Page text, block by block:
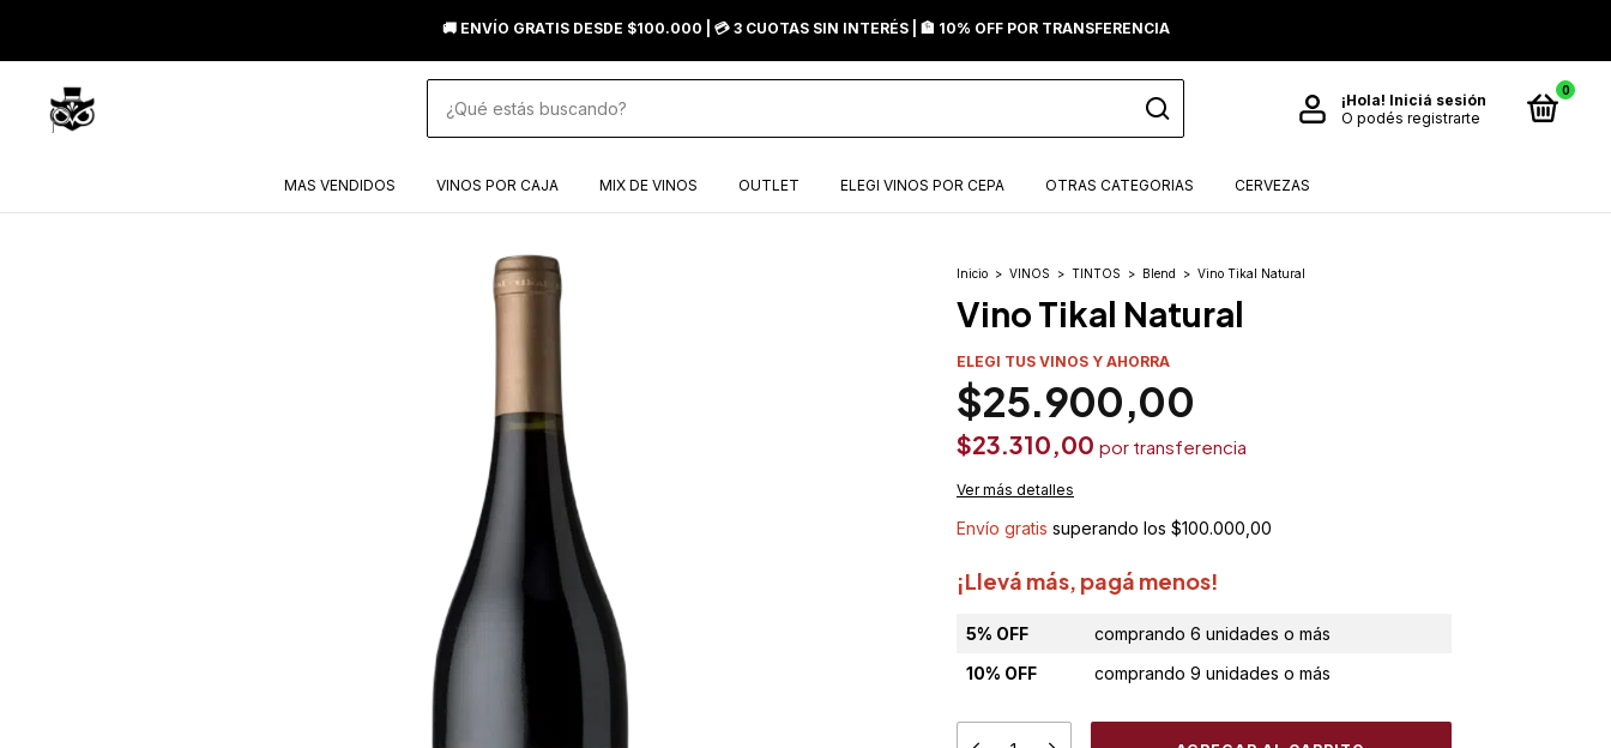
🚚 ENVÍO GRATIS DESDE $100.000 | 💳 3 CUOTAS SIN INTERÉS | 🏦 10% OFF POR TRANSFERENCIA
¡Hola! Iniciá sesión
O podés registrarte
0
MAS VENDIDOS VINOS POR CAJA MIX DE VINOS OUTLET ELEGI VINOS POR CEPA OTRAS CATEGORIAS CERVEZAS
Inicio > VINOS > TINTOS > Blend > Vino Tikal Natural
Vino Tikal Natural
ELEGI TUS VINOS Y AHORRA
$25.900,00
$23.310,00
Ver más detalles
Envío gratis superando los $100.000,00
¡Llevá más, pagá menos!
5% OFF
comprando 6 unidades o más
10% OFF
comprando 9 unidades o más